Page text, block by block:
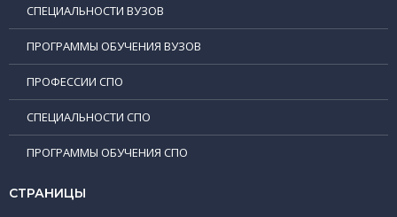
СПЕЦИАЛЬНОСТИ ВУЗОВ
ПРОГРАММЫ ОБУЧЕНИЯ ВУЗОВ
ПРОФЕССИИ СПО
СПЕЦИАЛЬНОСТИ СПО
ПРОГРАММЫ ОБУЧЕНИЯ СПО
СТРАНИЦЫ